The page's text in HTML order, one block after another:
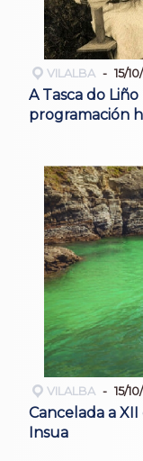
VILALBA 15/
A Tasca do
programación
VILALBA 15/
Cancelada a
Insua